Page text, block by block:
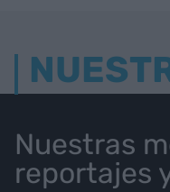
Nuestras
reportajes